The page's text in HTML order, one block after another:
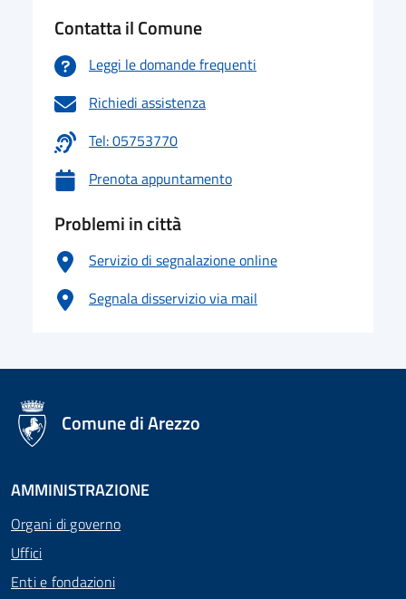
Contatta il Comune
Leggi le domande frequenti
Richiedi assistenza
Tel: 05753770
Prenota appuntamento
Problemi in città
Servizio di segnalazione online
Segnala disservizio via mail
logo Unione Europea
Comune di Arezzo
AMMINISTRAZIONE
Organi di governo
Uffici
Enti e fondazioni